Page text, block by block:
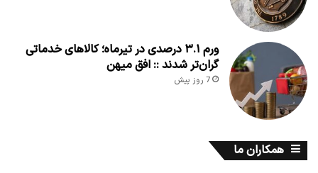
ورم ۳.۱ درصدی در تیرماه؛ کالاهای خدماتی
گران‌تر شدند :: افق میهن
7 روز پیش
همکاران ما